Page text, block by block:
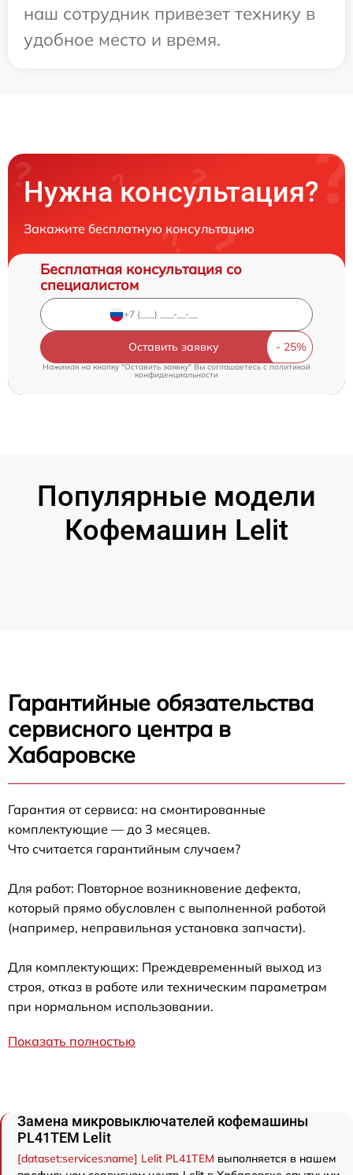
наш сотрудник привезет технику в
удобное место и время.
Нужна консультация?
Закажите бесплатную консультацию
Бесплатная консультация со
специалистом
Оставить заявку
Нажимая на кнопку "Оставить заявку" Вы соглашаетесь cполитикой
конфиденциальности
Популярные модели
Кофемашин Lelit
Гарантийные обязательства
сервисного центра в
Хабаровске
Гарантия от сервиса: на смонтированные
комплектующие — до 3 месяцев.
Что считается гарантийным случаем?
Для работ: Повторное возникновение дефекта,
который прямо обусловлен с выполненной работой
(например, неправильная установка запчасти).
Для комплектующих: Преждевременный выход из
строя, отказ в работе или техническим параметрам
при нормальном использовании.
Показать полностью
Замена микровыключателей кофемашины
PL41TEM Lelit
[dataset:services:name] Lelit PL41TEM выполняется в нашем